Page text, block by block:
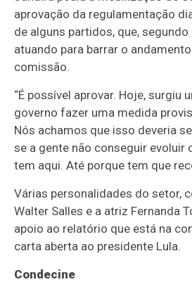
aprovação da regulamentação
de alguns partidos, que, segundo
atuando para barrar o
comissão.
“É possível aprovar. Hoje, surgiu
governo fazer uma medida
Nós achamos que isso deveria
se a gente não conseguir evoluir
tem aqui. Até porque tem que
Várias personalidades do setor,
Walter Salles e a atriz Fernanda
apoio ao relatório que está na
carta aberta ao presidente Lula.
Condecine